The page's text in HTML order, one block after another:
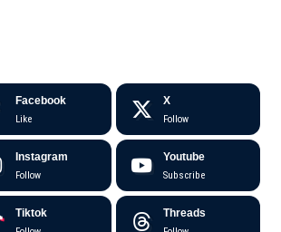
Facebook
Like
X
Follow
Instagram
Follow
Youtube
Subscribe
Tiktok Threads